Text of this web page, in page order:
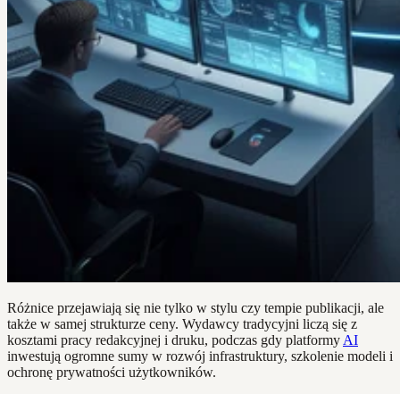
Różnice przejawiają się nie tylko w stylu czy tempie publikacji, ale
także w samej strukturze ceny. Wydawcy tradycyjni liczą się z
kosztami pracy redakcyjnej i druku, podczas gdy platformy AI
inwestują ogromne sumy w rozwój infrastruktury, szkolenie modeli i
ochronę prywatności użytkowników.